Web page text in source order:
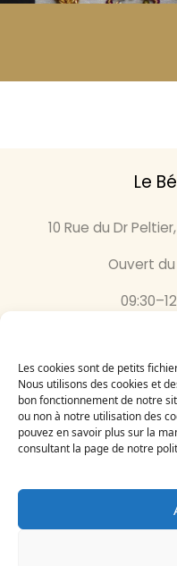
Les cookies sont de petits
Nous utilisons des cookies et
bon fonctionnement de notre
ou non à notre utilisation des
pouvez en savoir plus sur la
consultant la page de notre
Le
10 Rue du Dr
Ouvert
Inscrivez-vous
à notre newsletter
Le